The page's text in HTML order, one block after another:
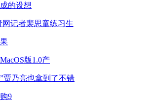
的设想
网记者裴思童练习生
版1.0产
贾乃亮也拿到了不错
9